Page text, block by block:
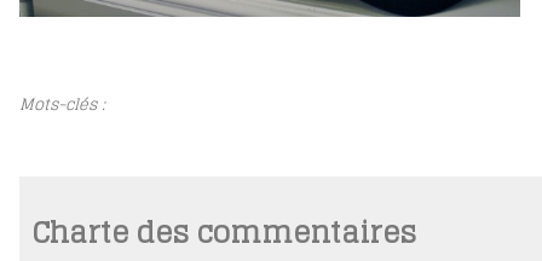
Mots-clés :
Charte des commentaires